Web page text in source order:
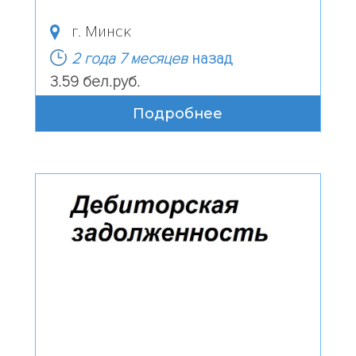
г. Минск
2 года 7 месяцевназад
3.59 бел.руб.
Подробнее